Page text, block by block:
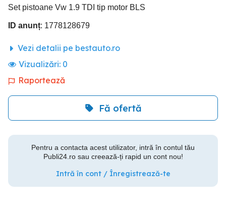
Set pistoane Vw 1.9 TDI tip motor BLS
ID anunț: 1778128679
Vezi detalii pe bestauto.ro
Vizualizări: 0
Raportează
Fă ofertă
Pentru a contacta acest utilizator, intră în contul tău
Publi24.ro sau creează-ți rapid un cont nou!
Intră în cont / Înregistrează-te